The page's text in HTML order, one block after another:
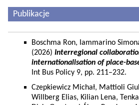
Publikacje
Boschma Ron, Iammarino
(2026) Interregional
internationalisation of place-
Int Bus Policy 9, pp. 211–232.
Czepkiewicz Michał, Mattioli
Willberg Elias, Kilian Lena,